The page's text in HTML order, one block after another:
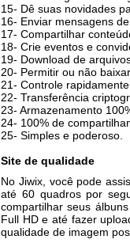
15- Dê suas novidades
16- Enviar mensagens de
17- Compartilhar
18- Crie eventos e
19- Download de
20- Permitir ou não
21- Controle
22- Transferência
23- Armazenamento
24- 100% de
25- Simples e poderoso.
Site de qualidade
No Jiwix, você pode
até 60 quadros por
compartilhar seus
Full HD e até fazer
qualidade de imagem